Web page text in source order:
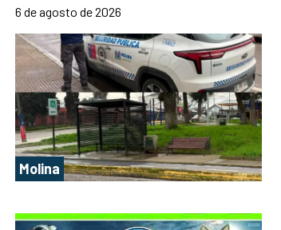
6 de agosto de 2026
Molina